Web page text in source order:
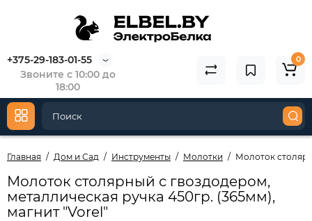
+375-29-183-01-55
Звоните с 10:00 до
18:00
0
Главная Дом и Сад Инструменты Молотки Молоток
Молоток столярный с гвоздодером,
металлическая ручка 450гр. (365мм),
магнит "Vorel"